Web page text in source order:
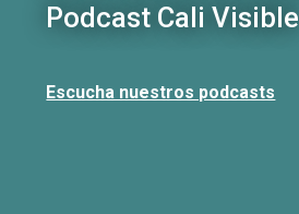
Podcast Cali Visible
Escucha nuestros podcasts